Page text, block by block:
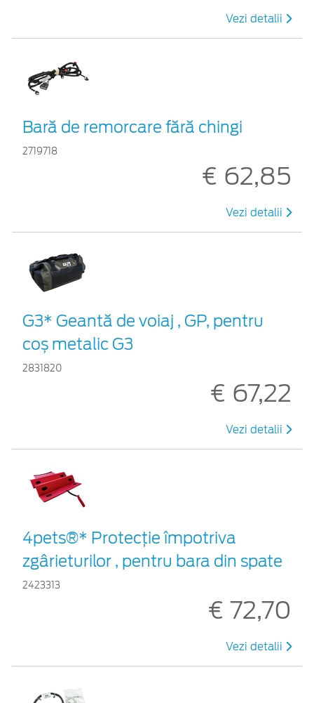
Vezi detalii
Bară de remorcare fără chingi
2719718
€ 62,85
Vezi detalii
G3* Geantă de voiaj , GP, pentru
coș metalic G3
2831820
€ 67,22
Vezi detalii
4pets®* Protecție împotriva
zgârieturilor , pentru bara din spate
2423313
€ 72,70
Vezi detalii